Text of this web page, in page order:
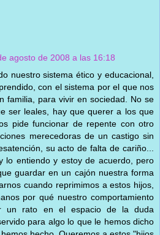
agosto de 2008 a las 16:18
nuestro sistema ético y educacional,
con el sistema por el que nos
familia, para vivir en sociedad. No se
ser leales, hay que querer a los que
pide funcionar de repente con otro
merecedoras de un castigo sin
su acto de falta de cariño...
lo entiendo y estoy de acuerdo, pero
guardar en un cajón nuestra forma
cuando reprimimos a estos hijos,
por qué nuestro comportamiento
un rato en el espacio de la duda
para algo lo que le hemos dicho